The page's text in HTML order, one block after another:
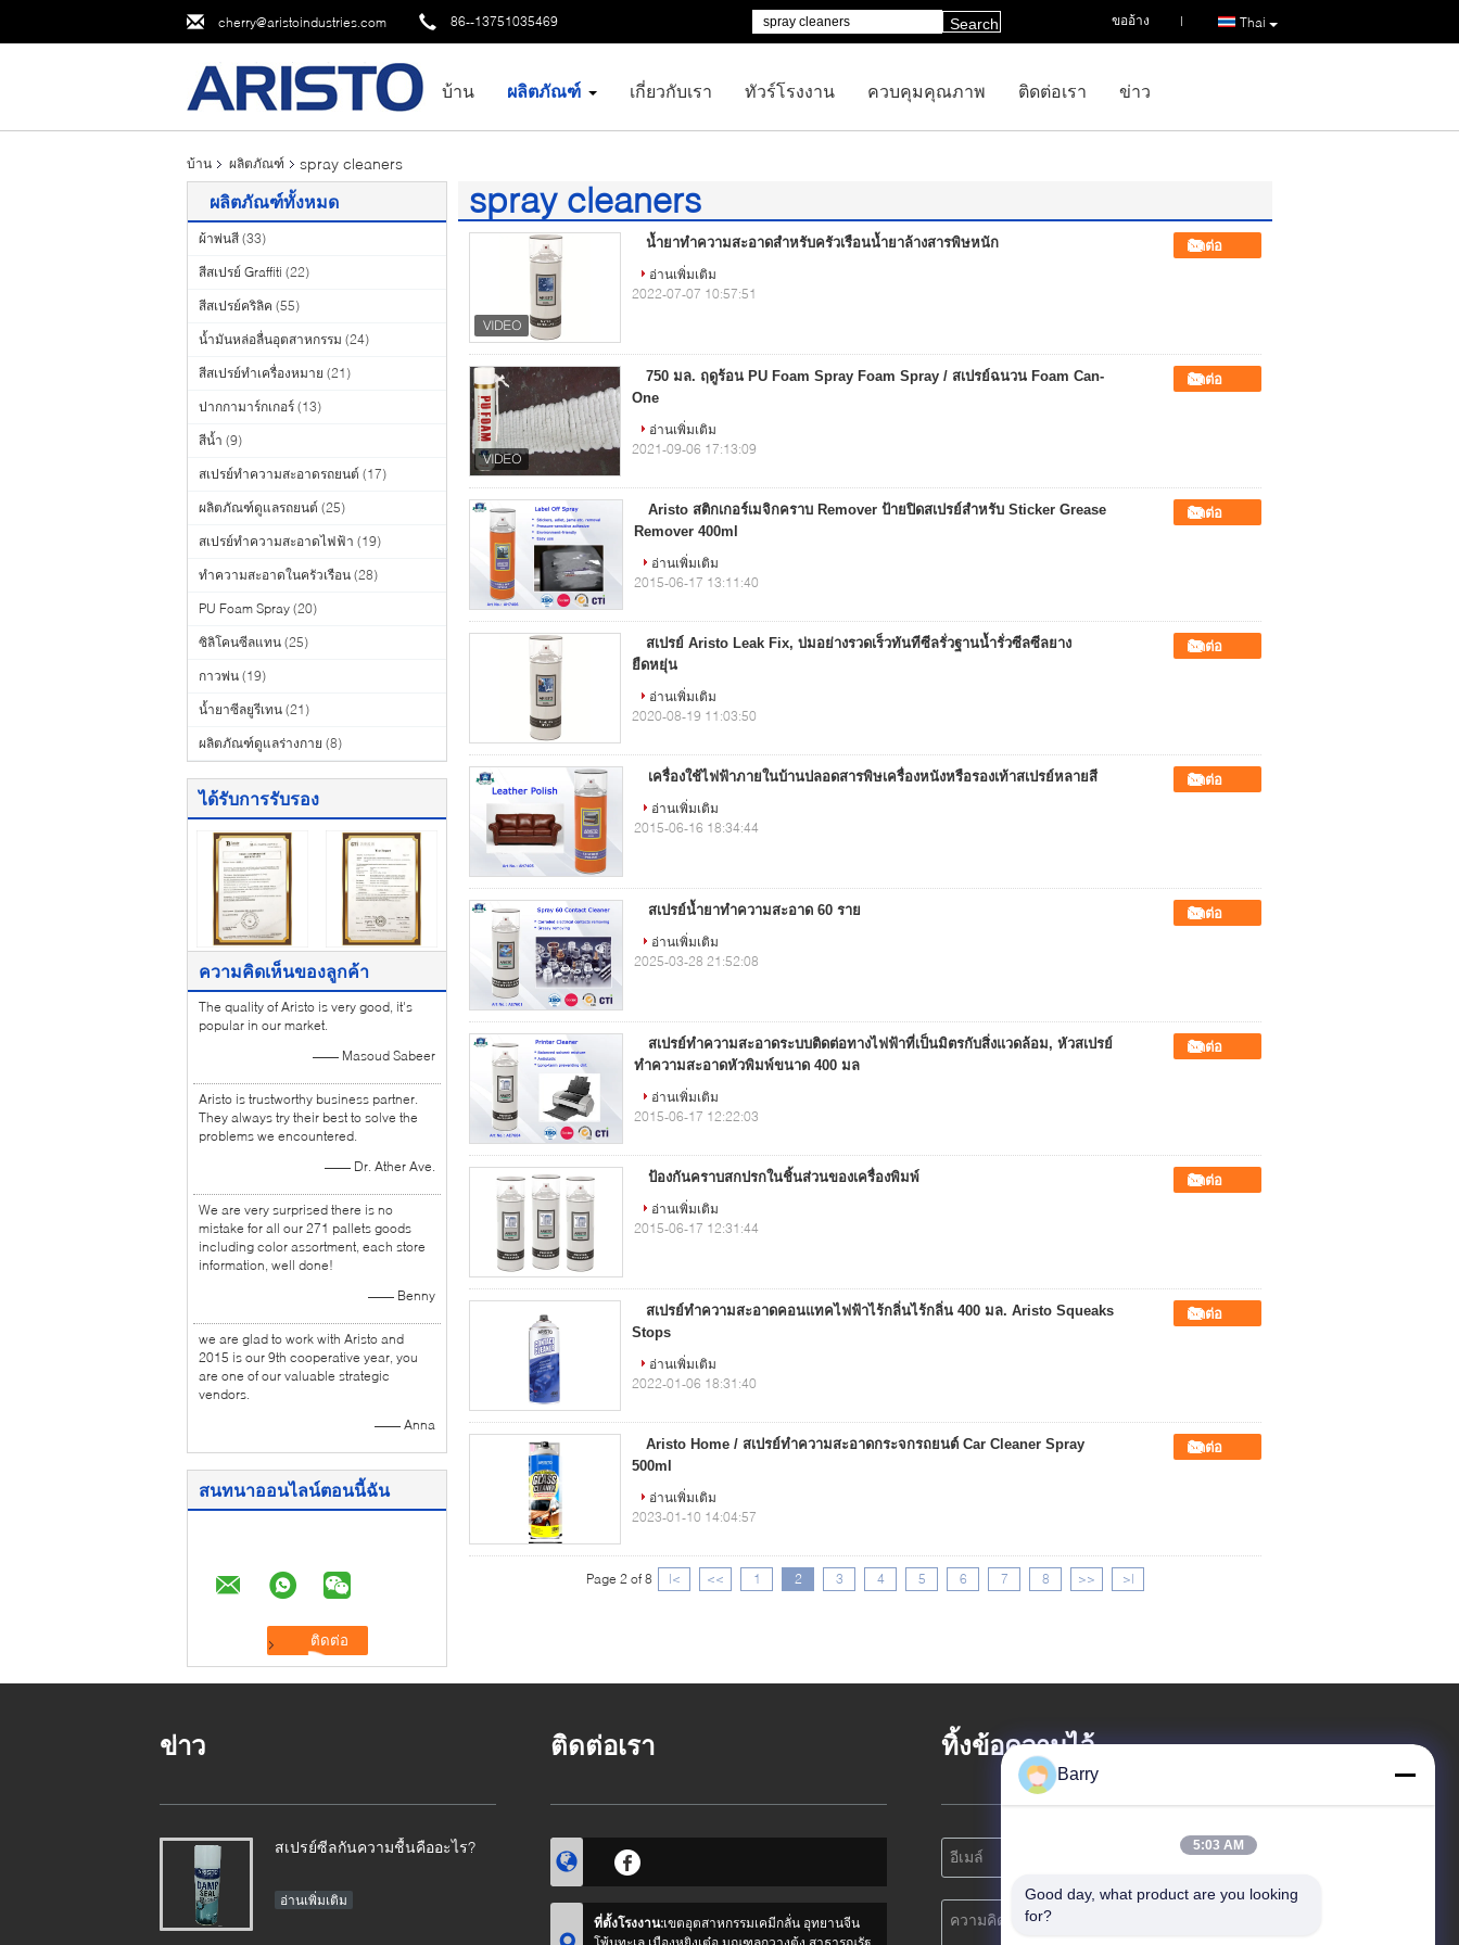
cherry@aristoindustries.com 86--13751035469 Thai
ขออ้าง |
Search
บ้าน ผลิตภัณฑ์ เกี่ยวกับเรา ทัวร์โรงงาน ควบคุมคุณภาพ ติดต่อเรา ข่าว
บ้าน ผลิตภัณฑ์ spray cleaners
ผลิตภัณฑ์ทั้งหมด
ผ้าพ่นสี (33)
สีสเปรย์ Graffiti (22)
สีสเปรย์คริลิค (55)
น้ำมันหล่อลื่นอุตสาหกรรม (24)
สีสเปรย์ทำเครื่องหมาย (21)
ปากกามาร์กเกอร์ (13)
สีน้ำ (9)
สเปรย์ทำความสะอาดรถยนต์ (17)
ผลิตภัณฑ์ดูแลรถยนต์ (25)
สเปรย์ทำความสะอาดไฟฟ้า (19)
ทำความสะอาดในครัวเรือน (28)
PU Foam Spray (20)
ซิลิโคนซีลแทน (25)
กาวพ่น (19)
น้ำยาซีลยูรีเทน (21)
ผลิตภัณฑ์ดูแลร่างกาย (8)
ได้รับการรับรอง
ความคิดเห็นของลูกค้า
The quality of Aristo is very good, it's
popular in our market.
—— Masoud Sabeer
Aristo is trustworthy business partner.
They always try their best to solve the
problems we encountered.
—— Dr. Ather Ave.
We are very surprised there is no
mistake for all our 271 pallets goods
including color assortment, each store
information, well done!
—— Benny
we are glad to work with Aristo and
2015 is our 9th cooperative year, you
are one of our valuable strategic
vendors.
—— Anna
สนทนาออนไลน์ตอนนี้ฉัน
spray cleaners
(76) น้ำยาทำความสะอาดสำหรับครัวเรือนน้ำยาล้างสารพิษหนัก
ติดต่อ
อ่านเพิ่มเติม
2022-07-07 10:57:51
750 มล. ฤดูร้อน PU Foam Spray Foam Spray / สเปรย์ฉนวน Foam Can-
One
ติดต่อ
อ่านเพิ่มเติม
2021-09-06 17:13:09
Aristo สติกเกอร์เมจิกคราบ Remover ป้ายปิดสเปรย์สำหรับ Sticker Grease
Remover 400ml
ติดต่อ
อ่านเพิ่มเติม
2015-06-17 13:11:40
สเปรย์ Aristo Leak Fix, บ่มอย่างรวดเร็วทันทีซีลรั่วฐานน้ำรั่วซีลซีลยาง
ยืดหยุ่น
ติดต่อ
อ่านเพิ่มเติม
2020-08-19 11:03:50
เครื่องใช้ไฟฟ้าภายในบ้านปลอดสารพิษเครื่องหนังหรือรองเท้าสเปรย์หลายสี
ติดต่อ
อ่านเพิ่มเติม
2015-06-16 18:34:44
สเปรย์น้ำยาทำความสะอาด 60 ราย
ติดต่อ
อ่านเพิ่มเติม
2025-03-28 21:52:08
สเปรย์ทำความสะอาดระบบติดต่อทางไฟฟ้าที่เป็นมิตรกับสิ่งแวดล้อม, หัวสเปรย์
ทำความสะอาดหัวพิมพ์ขนาด 400 มล
ติดต่อ
อ่านเพิ่มเติม
2015-06-17 12:22:03
ป้องกันคราบสกปรกในชิ้นส่วนของเครื่องพิมพ์
ติดต่อ
อ่านเพิ่มเติม
2015-06-17 12:31:44
สเปรย์ทำความสะอาดคอนแทคไฟฟ้าไร้กลิ่นไร้กลิ่น 400 มล. Aristo Squeaks
Stops
ติดต่อ
อ่านเพิ่มเติม
2022-01-06 18:31:40
Aristo Home / สเปรย์ทำความสะอาดกระจกรถยนต์ Car Cleaner Spray
500ml
ติดต่อ
อ่านเพิ่มเติม
2023-01-10 14:04:57
Page 2 of 8 |< << 1 2 3 4 5 6 7 8 >> >|
ข่าว
สเปรย์ซีลกันความชื้นคืออะไร?
อ่านเพิ่มเติม
ติดต่อเรา
ที่ตั้งโรงงาน:เขตอุตสาหกรรมเคมีกลั่น อุทยานจีน
ทิ้งข้อความไว้
Barry
5:03 AM
Good day, what product are you looking
for?